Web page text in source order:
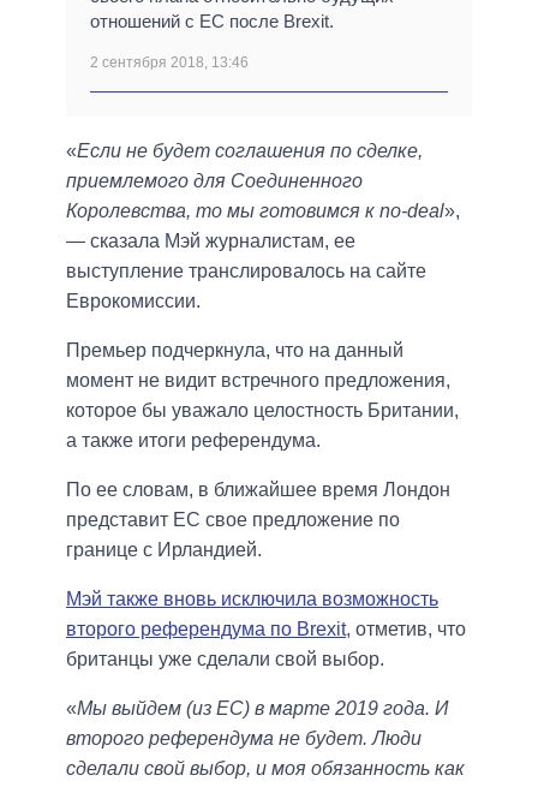
отношений с ЕС после Brexit.
2 сентября 2018, 13:46
«Если не будет соглашения по сделке,
приемлемого для Соединенного
Королевства, то мы готовимся к no-deal»,
— сказала Мэй журналистам, ее
выступление транслировалось на сайте
Еврокомиссии.
Премьер подчеркнула, что на данный
момент не видит встречного предложения,
которое бы уважало целостность Британии,
а также итоги референдума.
По ее словам, в ближайшее время Лондон
представит ЕС свое предложение по
границе с Ирландией.
Мэй также вновь исключила возможность
второго референдума по Brexit, отметив, что
британцы уже сделали свой выбор.
«Мы выйдем (из ЕС) в марте 2019 года. И
второго референдума не будет. Люди
сделали свой выбор, и моя обязанность как